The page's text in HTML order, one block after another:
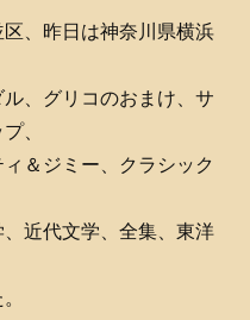
、昨日は神奈川県横浜
、グリコのおまけ、サ
、
＆ジミー、クラシック
近代文学、全集、東洋